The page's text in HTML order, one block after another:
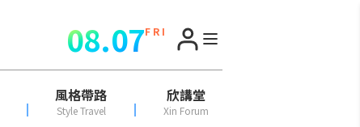
08.07F R I
風格帶路
Style Travel
欣講堂
Xin Forum